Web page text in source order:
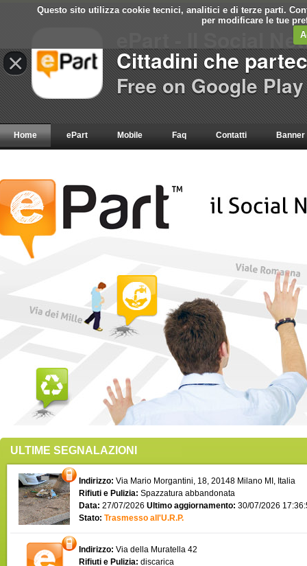
Questo sito utilizza cookie tecnici, analitici e di terze parti.
per modificare le tue
Home ePart Mobile Faq Contatti Banner
ULTIME SEGNALAZIONI
Indirizzo: Via Mario Morgantini, 18, 20148 Milano MI, Italia
Rifiuti e Pulizia: Spazzatura abbandonata
Data: 27/07/2026 Ultimo aggiornamento: 30/07/2026
Stato: Trasmesso all'U.R.P.
Indirizzo: Via della Muratella 42
Rifiuti e Pulizia: discarica
×
ePart - Il Social
Cittadini che
Free on Google Play